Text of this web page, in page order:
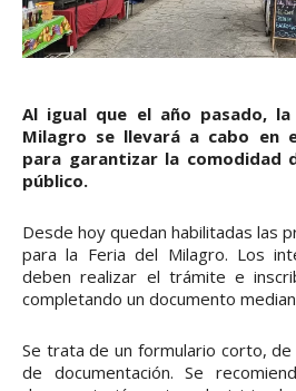
Al igual que el año pasado,
Milagro se llevará a cabo en
para garantizar la comodidad
público.
Desde hoy quedan habilitadas las
para la Feria del Milagro. Los
deben realizar el trámite e
completando un documento
Se trata de un formulario corto, de
de documentación. Se